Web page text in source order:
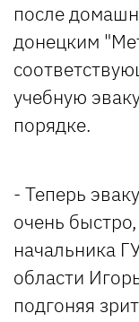
после
донецким
учебную
порядке.
- Теперь
очень
начальника
области
подгоняя